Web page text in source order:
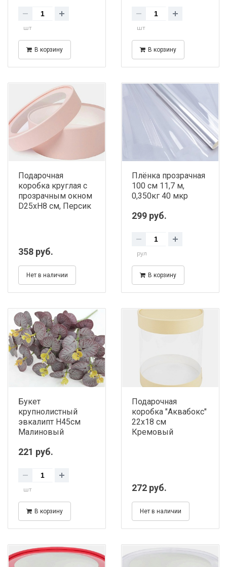
шт
В корзину
шт
В корзину
Подарочная
коробка круглая с
прозрачным окном
D25хH8 см, Персик
358 руб.
Нет в наличии
Плёнка прозрачная
100 см 11,7 м,
0,350кг 40 мкр
299 руб.
рул
В корзину
Букет
крупнолистный
эвкалипт Н45см
Малиновый
221 руб.
шт
В корзину
Подарочная
коробка "Аквабокс"
22х18 см
Кремовый
272 руб.
Нет в наличии